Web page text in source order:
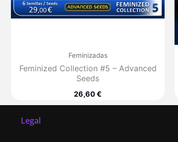
Feminizadas
Feminized Collection #5 – Advanced
Seeds
26,60€
Legal